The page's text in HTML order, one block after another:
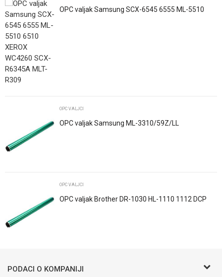
Email
Poruka
POŠALJI
OPC valjak Samsung SCX-6545 6555 ML-5510
OPC VALJCI
OPC valjak Samsung ML-3310/59Z/LL
OPC VALJCI
OPC valjak Brother DR-1030 HL-1110 1112 DCP
PODACI O KOMPANIJI